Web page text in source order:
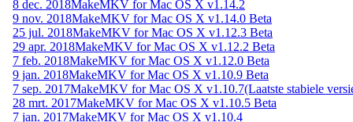
8 dec. 2018MakeMKV for Mac OS X v1.14.2
9 nov. 2018MakeMKV for Mac OS X v1.14.0 Beta
25 jul. 2018MakeMKV for Mac OS X v1.12.3 Beta
29 apr. 2018MakeMKV for Mac OS X v1.12.2 Beta
7 feb. 2018MakeMKV for Mac OS X v1.12.0 Beta
9 jan. 2018MakeMKV for Mac OS X v1.10.9 Beta
7 sep. 2017MakeMKV for Mac OS X v1.10.7(Laatste stabiele
28 mrt. 2017MakeMKV for Mac OS X v1.10.5 Beta
7 jan. 2017MakeMKV for Mac OS X v1.10.4